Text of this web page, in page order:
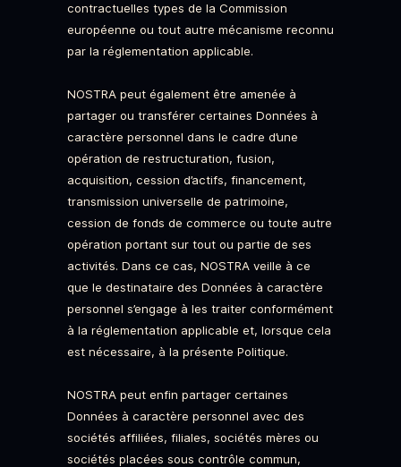
contractuelles types de la Commission
européenne ou tout autre mécanisme reconnu
par la réglementation applicable.
NOSTRA peut également être amenée à
partager ou transférer certaines Données à
caractère personnel dans le cadre d’une
opération de restructuration, fusion,
acquisition, cession d’actifs, financement,
transmission universelle de patrimoine,
cession de fonds de commerce ou toute autre
opération portant sur tout ou partie de ses
activités. Dans ce cas, NOSTRA veille à ce
que le destinataire des Données à caractère
personnel s’engage à les traiter conformément
à la réglementation applicable et, lorsque cela
est nécessaire, à la présente Politique.
NOSTRA peut enfin partager certaines
Données à caractère personnel avec des
sociétés affiliées, filiales, sociétés mères ou
sociétés placées sous contrôle commun,